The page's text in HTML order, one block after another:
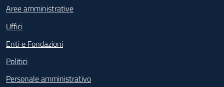
Aree amministrative
Uffici
Enti e Fondazioni
Politici
Personale amministrativo